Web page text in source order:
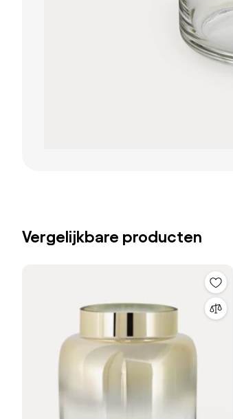
Vergelijkbare producten